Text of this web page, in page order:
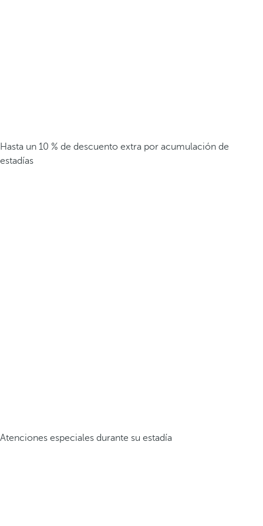
Hasta un 10 % de descuento extra por acumulación de
estadías
Atenciones especiales durante su estadía